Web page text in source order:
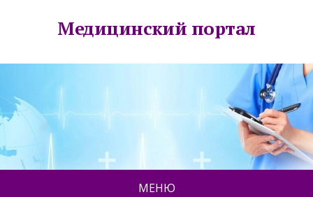
Медицинский портал
МЕНЮ